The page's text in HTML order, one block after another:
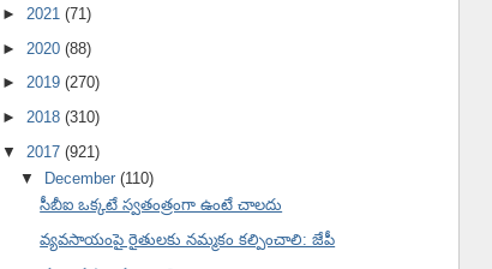
► 2021 (71)
► 2020 (88)
► 2019 (270)
► 2018 (310)
▼ 2017 (921)
▼
December(110)
సీబీఐ ఒక్కటే స్వతంత్రంగా ఉంటే చాలదు
వ్యవసాయంపై రైతులకు నమ్మకం కల్పించాలి: జేపీ